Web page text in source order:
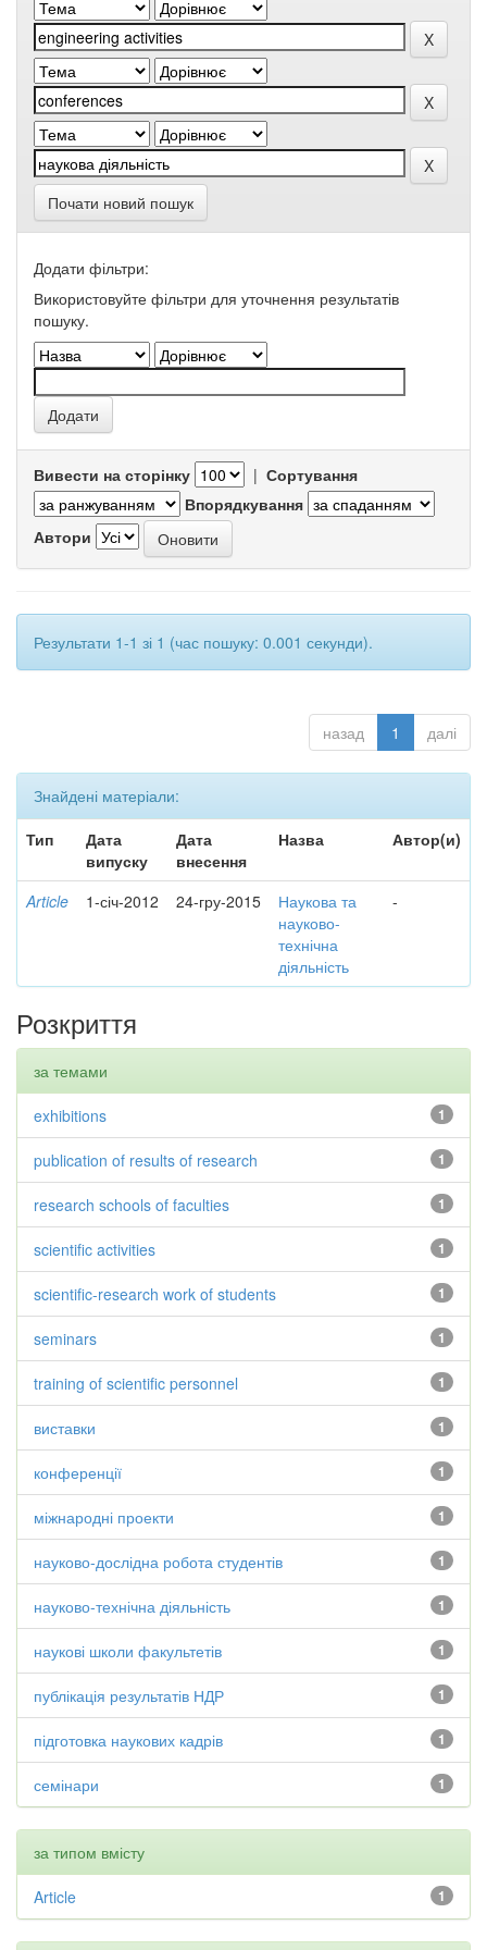
Почати новий пошук
Додати фільтри:
Використовуйте фільтри для уточнення результатів
пошуку.
Вивести на сторінку | Сортування
Впорядкування
Автори
Результати 1-1 зі 1 (час пошуку: 0.001 секунди).
назад 1 далі
Знайдені матеріали:
Тип
Дата
випуску
Дата
внесення
Назва Автор(и)
Article 1-січ-2012 24-гру-2015
Наукова та
науково-
технічна
діяльність
-
Розкриття
за темами
1
exhibitions
1
publication of results of research
1
research schools of faculties
1
scientific activities
1
scientific-research work of students
1
seminars
1
training of scientific personnel
1
виставки
1
конференції
1
міжнародні проекти
1
науково-дослідна робота студентів
1
науково-технічна діяльність
1
наукові школи факультетів
1
публікація результатів НДР
1
підготовка наукових кадрів
1
семінари
за типом вмісту
1
Article